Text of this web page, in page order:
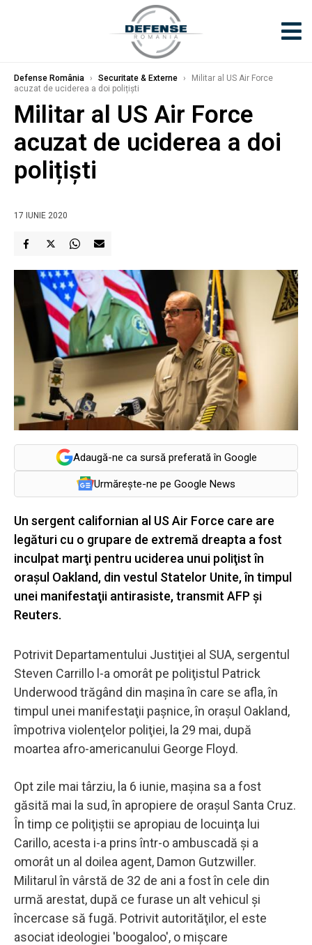
Defense România › Securitate & Externe ›
Militar al US Air Force
acuzat de uciderea a doi polițiști
Militar al US Air Force
acuzat de uciderea a doi
polițiști
17 IUNIE 2020
Adaugă-ne ca sursă preferată în Google
Urmărește-ne pe Google News
Un sergent californian al US Air Force care are
legături cu o grupare de extremă dreapta a fost
inculpat marţi pentru uciderea unui poliţist în
oraşul Oakland, din vestul Statelor Unite, în timpul
unei manifestaţii antirasiste, transmit AFP şi
Reuters.
Potrivit Departamentului Justiţiei al SUA, sergentul
Steven Carrillo l-a omorât pe poliţistul Patrick
Underwood trăgând din maşina în care se afla, în
timpul unei manifestaţii paşnice, în oraşul Oakland,
împotriva violenţelor poliţiei, la 29 mai, după
moartea afro-americanului George Floyd.
Opt zile mai târziu, la 6 iunie, maşina sa a fost
găsită mai la sud, în apropiere de oraşul Santa Cruz.
În timp ce poliţiştii se apropiau de locuinţa lui
Carillo, acesta i-a prins într-o ambuscadă şi a
omorât un al doilea agent, Damon Gutzwiller.
Militarul în vârstă de 32 de ani a fost în cele din
urmă arestat, după ce furase un alt vehicul şi
încercase să fugă. Potrivit autorităţilor, el este
asociat ideologiei 'boogaloo', o mişcare